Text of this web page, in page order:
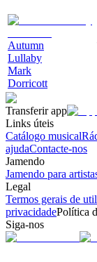
Autumn
Lullaby
Mark
Dorricott
Transferir app
Links úteis
Catálogo musical
ajudaContacte-nos
Jamendo
Jamendo para
Legal
Termos gerais de
privacidadePolítica
Siga-nos